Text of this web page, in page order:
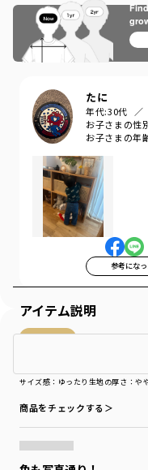
薄手なので夏以外は長く着
たに
年代:30代
お子さまの性
お子さまの年
参考にな
購入商品
サイズ感 ：ゆったり 生地の厚さ ：や
商品をチェックする＞
アイテム説明